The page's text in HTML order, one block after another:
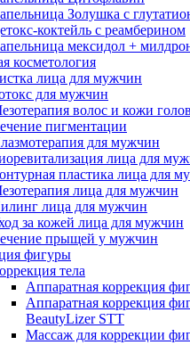
Золушка с
коктейль с реамберином
мексидол +
косметология
лица для мужчин
для мужчин
волос и кожи
пигментации
для мужчин
лица для
пластика лица для
лица для мужчин
лица для мужчин
за кожей лица для мужчин
прыщей у мужчин
фигуры
тела
Аппаратная коррекция
Аппаратная коррекция
BeautyLizer STT
Массаж для коррекции